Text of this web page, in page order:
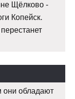
Щёлково -
Копейск.
они обладают